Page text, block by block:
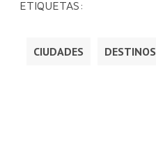
ETIQUETAS:
CIUDADES DESTINOS